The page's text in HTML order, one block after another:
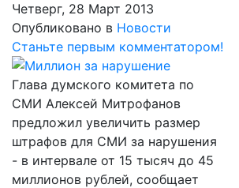
Четверг, 28 Март 2013
Опубликовано в Новости
Станьте первым комментатором!
Глава думского комитета по
СМИ Алексей Митрофанов
предложил увеличить размер
штрафов для СМИ за нарушения
- в интервале от 15 тысяч до 45
миллионов рублей, сообщает